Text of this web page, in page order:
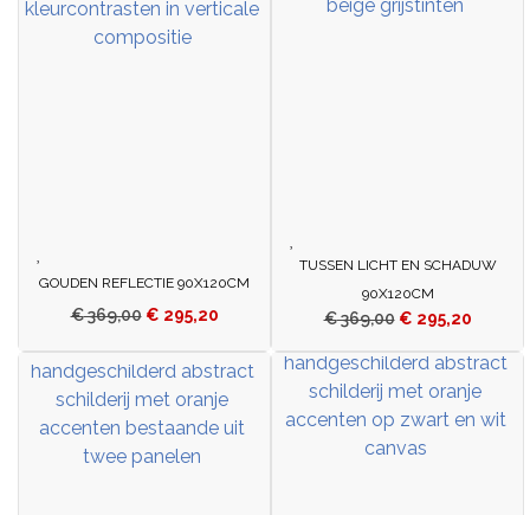
GOUDEN REFLECTIE 90X120CM
€369,00 € 295,20
TUSSEN LICHT EN SCHADUW
90X120CM
€369,00 € 295,20